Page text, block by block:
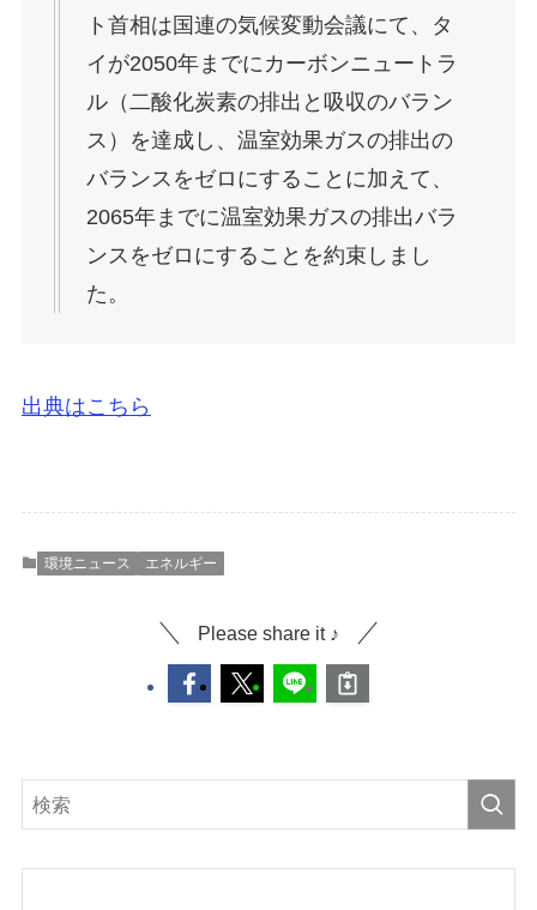
ト首相は国連の気候変動会議にて、タ
イが2050年までにカーボンニュートラ
ル（二酸化炭素の排出と吸収のバラン
ス）を達成し、温室効果ガスの排出の
バランスをゼロにすることに加えて、
2065年までに温室効果ガスの排出バラ
ンスをゼロにすることを約束しまし
た。
出典はこちら
環境ニュース エネルギー
Please share it ♪